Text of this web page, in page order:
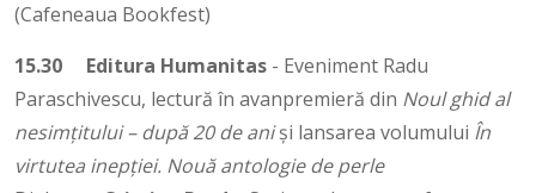
(Cafeneaua Bookfest)
15.30
Editura Humanitas - Eveniment Radu
Paraschivescu, lectură în avanpremieră din Noul ghid al
nesimțitului – după 20 de aniși lansarea volumului În
virtutea inepției. Nouă antologie de perle